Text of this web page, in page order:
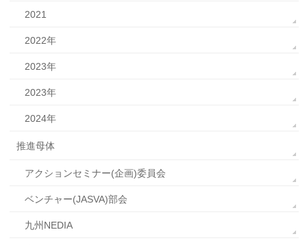
2021
2022年
2023年
2023年
2024年
推進母体
アクションセミナー(企画)委員会
ベンチャー(JASVA)部会
九州NEDIA